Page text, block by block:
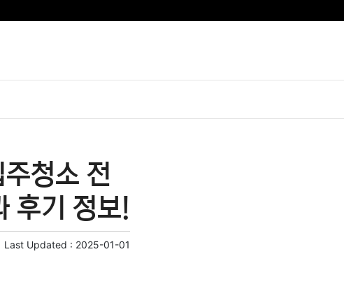
청소 전
후기 정보!
Last Updated : 2025-01-01